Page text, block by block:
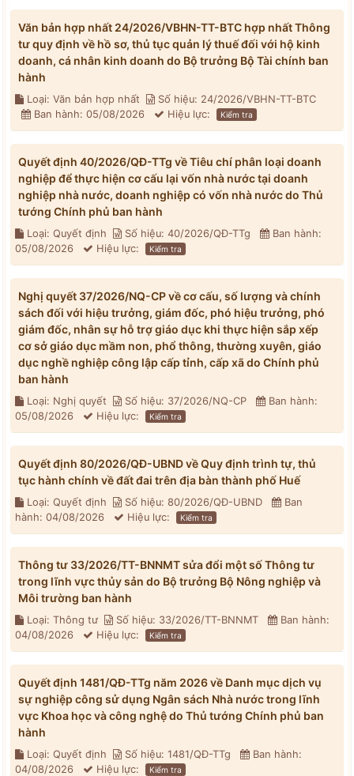
Văn bản hợp nhất 24/2026/VBHN-TT-BTC hợp nhất Thông
tư quy định về hồ sơ, thủ tục quản lý thuế đối với hộ kinh
doanh, cá nhân kinh doanh do Bộ trưởng Bộ Tài chính ban
hành
Loại: Văn bản hợp nhất
Số hiệu: 24/2026/VBHN-TT-BTC
Ban hành: 05/08/2026
Hiệu lực: Kiểm tra
Quyết định 40/2026/QĐ-TTg về Tiêu chí phân loại doanh
nghiệp để thực hiện cơ cấu lại vốn nhà nước tại doanh
nghiệp nhà nước, doanh nghiệp có vốn nhà nước do Thủ
tướng Chính phủ ban hành
Loại: Quyết định Số hiệu: 40/2026/QĐ-TTg
Ban hành:
05/08/2026
Hiệu lực: Kiểm tra
Nghị quyết 37/2026/NQ-CP về cơ cấu, số lượng và chính
sách đối với hiệu trưởng, giám đốc, phó hiệu trưởng, phó
giám đốc, nhân sự hỗ trợ giáo dục khi thực hiện sắp xếp
cơ sở giáo dục mầm non, phổ thông, thường xuyên, giáo
dục nghề nghiệp công lập cấp tỉnh, cấp xã do Chính phủ
ban hành
Loại: Nghị quyết Số hiệu: 37/2026/NQ-CP
Ban hành:
05/08/2026
Hiệu lực: Kiểm tra
Quyết định 80/2026/QĐ-UBND về Quy định trình tự, thủ
tục hành chính về đất đai trên địa bàn thành phố Huế
Loại: Quyết định Số hiệu: 80/2026/QĐ-UBND
Ban
hành: 04/08/2026
Hiệu lực: Kiểm tra
Thông tư 33/2026/TT-BNNMT sửa đổi một số Thông tư
trong lĩnh vực thủy sản do Bộ trưởng Bộ Nông nghiệp và
Môi trường ban hành
Loại: Thông tư Số hiệu: 33/2026/TT-BNNMT
Ban hành:
04/08/2026
Hiệu lực: Kiểm tra
Quyết định 1481/QĐ-TTg năm 2026 về Danh mục dịch vụ
sự nghiệp công sử dụng Ngân sách Nhà nước trong lĩnh
vực Khoa học và công nghệ do Thủ tướng Chính phủ ban
hành
Loại: Quyết định Số hiệu: 1481/QĐ-TTg
Ban hành:
04/08/2026
Hiệu lực: Kiểm tra